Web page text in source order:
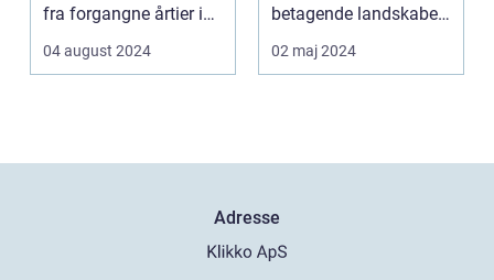
fra forgangne årtier ind
...
04 august 2024
betagende landskaber
og rige kulturarv. R...
02 maj 2024
Adresse